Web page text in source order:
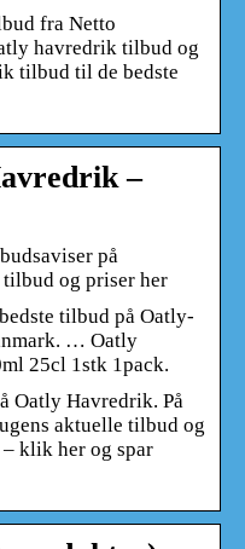
fra Netto
havredrik tilbud og
tilbud til de bedste
–
på
og priser her
tilbud på Oatly-
… Oatly
25cl 1stk 1pack.
Oatly Havredrik. På
aktuelle tilbud og
klik her og spar